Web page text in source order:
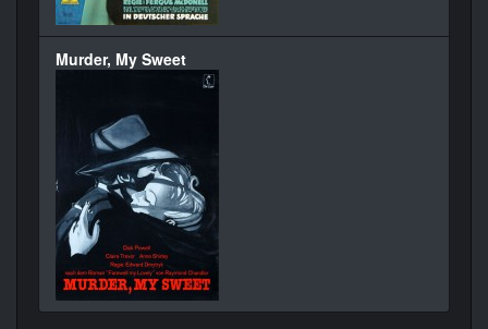
Murder, My Sweet